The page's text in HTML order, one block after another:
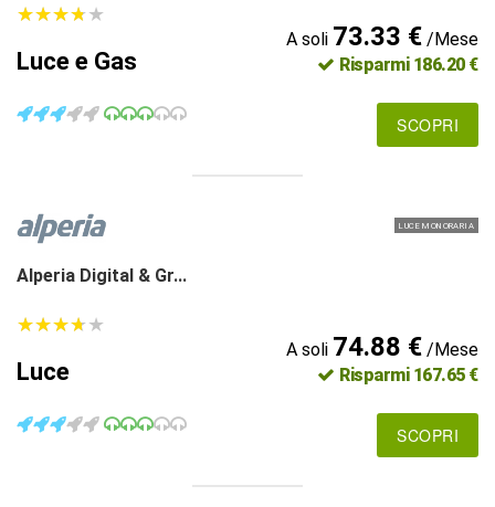
★★★★★
★★★★★
Luce e Gas
A soli 73.33 €/Mese
Risparmi 186.20 €
SCOPRI
LUCE MONORARIA
Alperia Digital & Gr...
★★★★★
★★★★★
Luce
A soli 74.88 €/Mese
Risparmi 167.65 €
SCOPRI